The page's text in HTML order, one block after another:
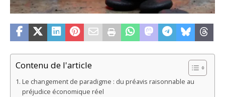
Contenu de l'article
Le changement de paradigme : du préavis raisonnable au
préjudice économique réel